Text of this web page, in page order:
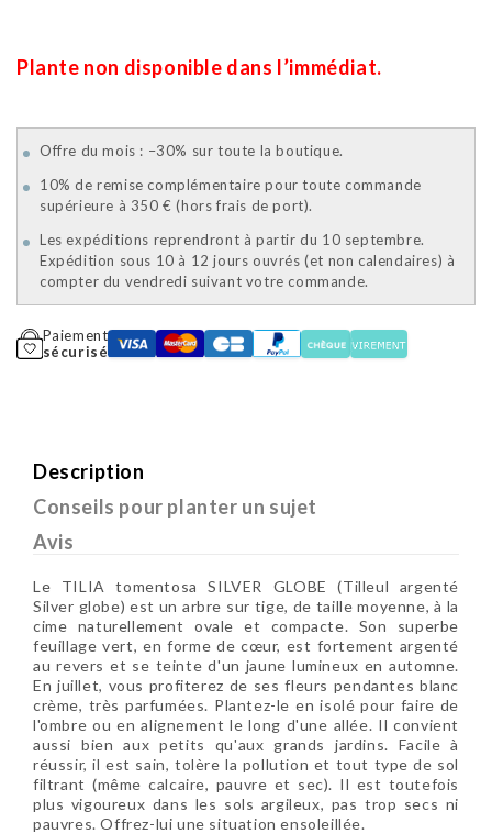
Plante non disponible dans l’immédiat.
Offre du mois : –30% sur toute la boutique.
10% de remise complémentaire pour toute commande
supérieure à 350 € (hors frais de port).
Les expéditions reprendront à partir du 10 septembre.
Expédition sous 10 à 12 jours ouvrés (et non calendaires) à
compter du vendredi suivant votre commande.
Paiement
sécurisé
Description
Conseils pour planter un sujet
Avis
Le TILIA tomentosa SILVER GLOBE (Tilleul argenté
Silver globe) est un arbre sur tige, de taille moyenne, à la
cime naturellement ovale et compacte. Son superbe
feuillage vert, en forme de cœur, est fortement argenté
au revers et se teinte d'un jaune lumineux en automne.
En juillet, vous profiterez de ses fleurs pendantes blanc
crème, très parfumées. Plantez-le en isolé pour faire de
l'ombre ou en alignement le long d'une allée. Il convient
aussi bien aux petits qu'aux grands jardins. Facile à
réussir, il est sain, tolère la pollution et tout type de sol
filtrant (même calcaire, pauvre et sec). Il est toutefois
plus vigoureux dans les sols argileux, pas trop secs ni
pauvres. Offrez-lui une situation ensoleillée.